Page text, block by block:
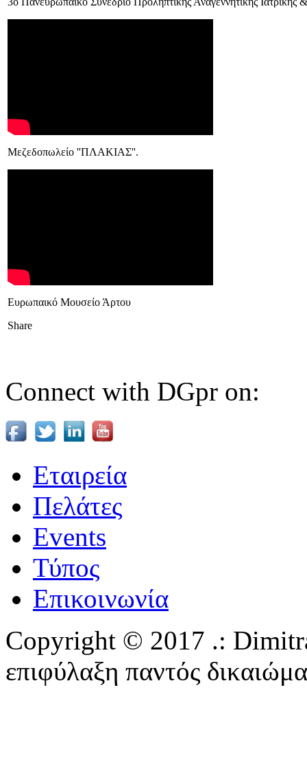
Μεζεδοπωλείο ''ΠΛΑΚΙΑΣ''.
Eυρωπαικό Μουσείο Άρτου
Share
Connect with DGpr on:
Εταιρεία
Πελάτες
Events
Τύπος
Επικοινωνία
Copyright © 2017 .:
επιφύλαξη παντός